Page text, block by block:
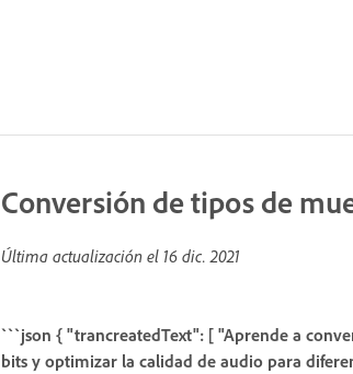
Conversión de tipos de
Última actualización el 16 dic. 2021
```json { "trancreatedText": [ "Aprende a
bits y optimizar la calidad de audio para